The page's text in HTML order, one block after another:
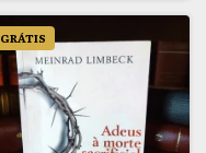
GRÁTIS